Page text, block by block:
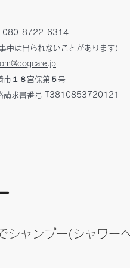
080-8722-6314
中は出られないことがあります）
市１８宮保第５号
請求書番号 T3810853720121
シャンプー(シャワー